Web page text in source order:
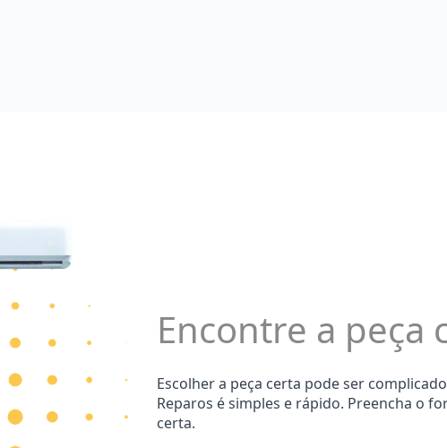
Encontre a peça
Escolher a peça certa pode ser
Reparos é simples e rápido. Preencha o
certa.